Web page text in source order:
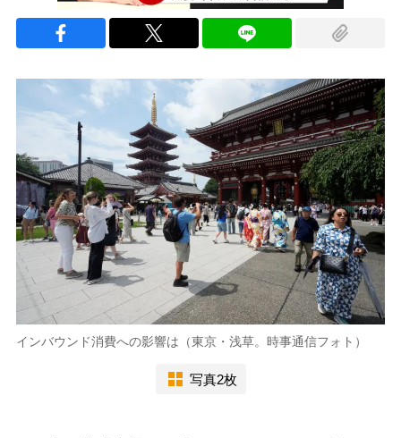
インバウンド消費への影響は（東京・浅草。時事通信フォト）
写真2枚